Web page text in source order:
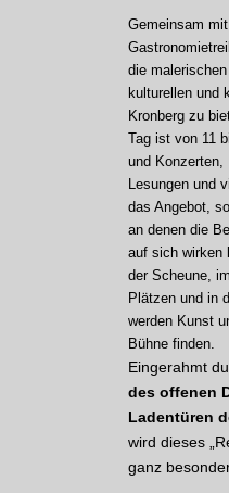
Gemeinsam
die
kulturellen und
Kronberg zu
Tag ist von 11
und Konzerten,
Lesungen und
das Angebot,
an denen die
auf sich wirken
der Scheune,
Plätzen und in
werden Kunst
Bühne finden.
Eingerahmt
des offenen
Ladentüren
wird dieses
ganz